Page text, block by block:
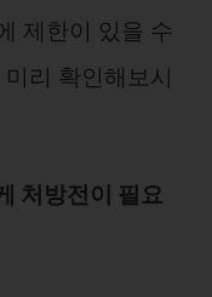
제한이 있을 수
리 확인해보시
처방전이 필요